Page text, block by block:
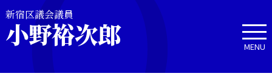
新宿区議会議員
小野裕次郎 MENU